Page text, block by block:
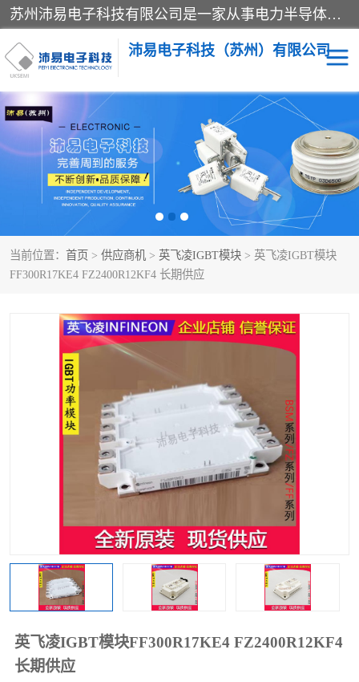
苏州沛易电子科技有限公司是一家从事电力半导体器件和电子元器件的专业代理及分销商，产品包括：IGBT模块、IPM模块、PIM模块、二极管、三极管、可控硅、整流桥、IGBT单管、IGBT电路驱动板、GTR达林顿模块、快恢复二极管、肖特基二极管、熔断器、IC集成电路、快速熔断器等。
沛易电子科技（苏州）有限公司
当前位置： 首页 > 供应商机 > 英飞凌IGBT模块 > 英飞凌IGBT模块
FF300R17KE4 FZ2400R12KF4 长期供应
英飞凌IGBT模块FF300R17KE4 FZ2400R12KF4
长期供应
西门康 英飞凌
快恢复二极管 英飞凌IGBT模块
英飞凌可控硅模块 IXYS艾赛斯可控硅
SEMIKRON西门康IGBT SEMIKRON西门康可控硅
器
MOS管场效应管 晶闸管